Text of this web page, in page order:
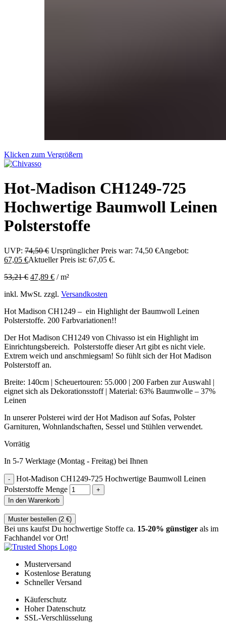
Klicken zum Vergrößern
Hot-Madison CH1249-725
Hochwertige Baumwoll Leinen
Polsterstoffe
UVP: 74,50€ Ursprünglicher Preis war: 74,50 €Angebot:
67,05 €Aktueller Preis ist: 67,05 €.
53,21€ 47,89 € /m²
inkl. MwSt. zzgl. Versandkosten
Hot Madison CH1249 – ein Highlight der Baumwoll Leinen
Polsterstoffe. 200 Farbvariationen!!
Der Hot Madison CH1249 von Chivasso ist ein Highlight im
Einrichtungsbereich. Polsterstoffe dieser Art gibt es nicht viele.
Extrem weich und anschmiegsam! So fühlt sich der Hot Madison
Polsterstoff an.
Breite: 140cm | Scheuertouren: 55.000 | 200 Farben zur Auswahl |
eignet sich als Dekorationsstoff | Material: 63% Baumwolle – 37%
Leinen
In unserer Polsterei wird der Hot Madison auf Sofas, Polster
Garnituren, Wohnlandschaften, Sessel und Stühlen verwendet.
Vorrätig
In 5-7 Werktage (Montag - Freitag) bei Ihnen
Hot-Madison CH1249-725 Hochwertige Baumwoll Leinen
Polsterstoffe Menge
In den Warenkorb
Muster bestellen (2 €)
Bei uns kaufst Du hochwertige Stoffe ca. 15-20% günstiger als im
Fachhandel vor Ort!
Musterversand
Kostenlose Beratung
Schneller Versand
Käuferschutz
Hoher Datenschutz
SSL-Verschlüsselung